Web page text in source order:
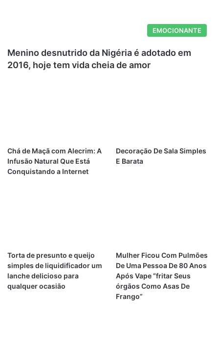
EMOCIONANTE
Menino desnutrido da Nigéria é adotado em
2016, hoje tem vida cheia de amor
Chá de Maçã com Alecrim: A
Infusão Natural Que Está
Conquistando a Internet
Decoração De Sala Simples
E Barata
Torta de presunto e queijo
simples de liquidificador um
lanche delicioso para
qualquer ocasião
Mulher Ficou Com Pulmões
De Uma Pessoa De 80 Anos
Após Vape “fritar Seus
órgãos Como Asas De
Frango”